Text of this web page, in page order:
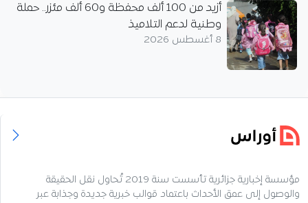
أزيد من 100 ألف محفظة و60 ألف مئزر.. حملة
وطنية لدعم التلاميذ
8 أغسطس 2026
مؤسسة إخبارية جزائرية تأسست سنة 2019 تُحاول نقل الحقيقة
والوصول إلى عمق الأحداث باعتماد قوالب خبرية جديدة وجذابة عبر